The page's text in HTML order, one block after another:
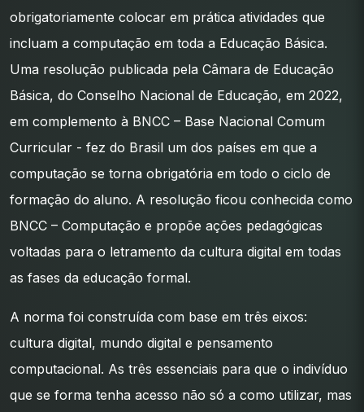
obrigatoriamente colocar em prática atividades que
incluam a computação em toda a Educação Básica.
Uma resolução publicada pela Câmara de Educação
Básica, do Conselho Nacional de Educação, em 2022,
em complemento à BNCC – Base Nacional Comum
Curricular - fez do Brasil um dos países em que a
computação se torna obrigatória em todo o ciclo de
formação do aluno. A resolução ficou conhecida como
BNCC – Computação e propõe ações pedagógicas
voltadas para o letramento da cultura digital em todas
as fases da educação formal.
A norma foi construída com base em três eixos:
cultura digital, mundo digital e pensamento
computacional. As três essenciais para que o indivíduo
que se forma tenha acesso não só a como utilizar, mas